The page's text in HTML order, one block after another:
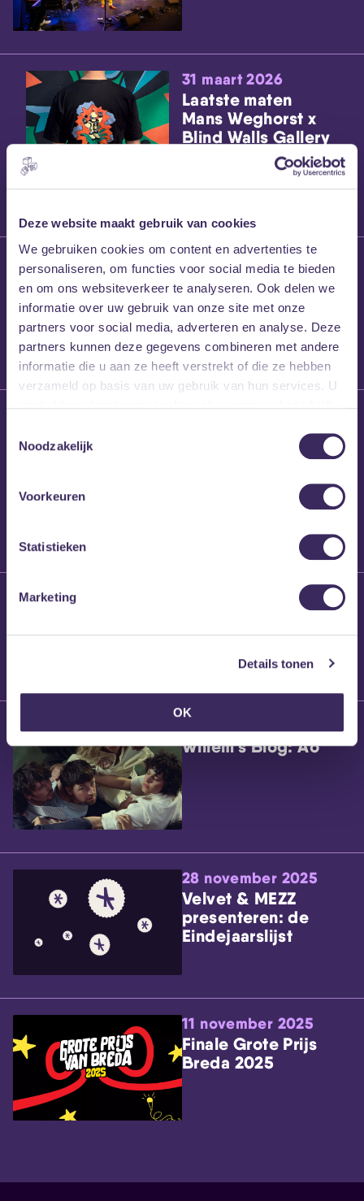
Deze website maakt gebruik van cookies
We gebruiken cookies om content en advertenties te
personaliseren, om functies voor social media te bieden
en om ons websiteverkeer te analyseren. Ook delen we
informatie over uw gebruik van onze site met onze
partners voor social media, adverteren en analyse. Deze
partners kunnen deze gegevens combineren met andere
informatie die u aan ze heeft verstrekt of die ze hebben
verzameld op basis van uw gebruik van hun services. U
Noodzakelijk
Voorkeuren
Statistieken
Marketing
Details tonen
OK
31 maart 2026
Laatste maten
Mans Weghorst x
Blind Walls Gallery
x MEZZ shirts
27 maart 2026
Willem’s Blog:
Frans Kalf
Willem’s Blog: High
Brennt Vanneste
Willem’s Blog: Ão
28 november 2025
Velvet & MEZZ
presenteren: de
Eindejaarslijst
11 november 2025
Finale Grote Prijs
Breda 2025